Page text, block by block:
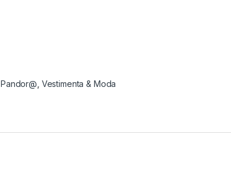
Pandor@ Vestimenta & Moda